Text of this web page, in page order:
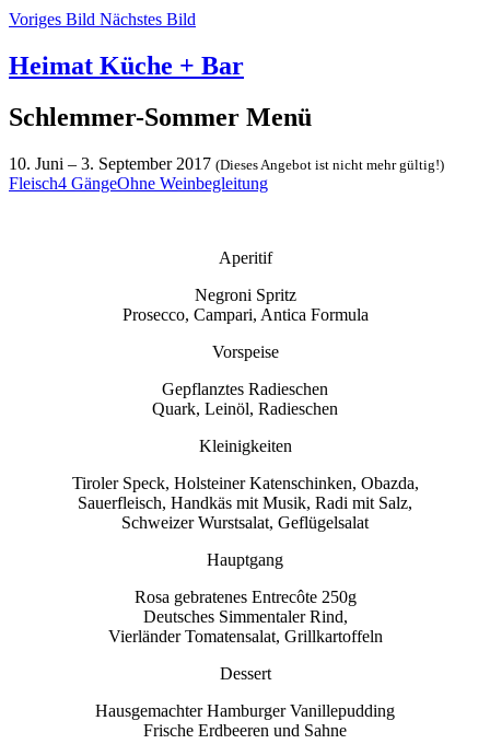
Voriges Bild Nächstes Bild
Heimat Küche + Bar
Schlemmer-Sommer Menü
10. Juni – 3. September 2017 (Dieses Angebot ist nicht mehr gültig!)
Fleisch4 GängeOhne Weinbegleitung
Aperitif
Negroni Spritz
Prosecco, Campari, Antica Formula
Vorspeise
Gepflanztes Radieschen
Quark, Leinöl, Radieschen
Kleinigkeiten
Tiroler Speck, Holsteiner Katenschinken, Obazda,
Sauerfleisch, Handkäs mit Musik, Radi mit Salz,
Schweizer Wurstsalat, Geflügelsalat
Hauptgang
Rosa gebratenes Entrecôte 250g
Deutsches Simmentaler Rind,
Vierländer Tomatensalat, Grillkartoffeln
Dessert
Hausgemachter Hamburger Vanillepudding
Frische Erdbeeren und Sahne